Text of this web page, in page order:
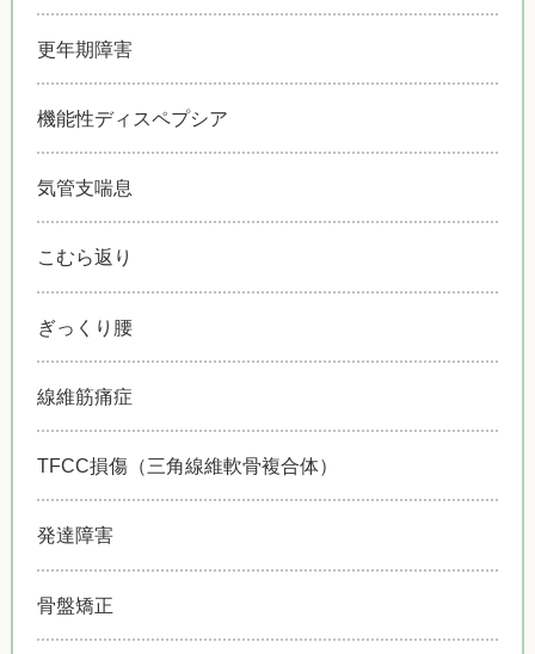
更年期障害
機能性ディスペプシア
気管支喘息
こむら返り
ぎっくり腰
線維筋痛症
TFCC損傷（三角線維軟骨複合体）
発達障害
骨盤矯正